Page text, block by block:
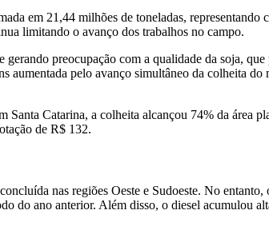
em 21,44 milhões de toneladas, representando
limitando o avanço dos trabalhos no campo.
preocupação com a qualidade da soja,
aumentada pelo avanço simultâneo da colheita do
Santa Catarina, a colheita alcançou 74% da área
de R$ 132.
nas regiões Oeste e Sudoeste. No entanto,
do ano anterior. Além disso, o diesel acumulou